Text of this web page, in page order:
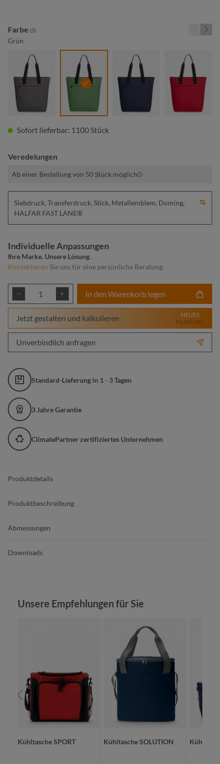
Farbe auswählen
(5)
Grün
anthrazit grün marine
Sofort lieferbar: 1100 Stück
Veredelungen
Ab einer Bestellung von 50 Stück möglich
Siebdruck, Transferdruck, Stick, Metallemblem, Doming,
HALFAR FAST LANE®
Individuelle Anpassungen
Ihre Marke. Unsere Lösung.
Kontaktieren Sie uns für eine persönliche Beratung.
Produkt Anzahl: Gib den gewünschten
In den Warenkorb legen
Jetzt gestalten und kalkulieren
NEUES
FEATURE!
Unverbindlich anfragen
Standard-Lieferung in 1 - 3 Tagen
3 Jahre Garantie
ClimatePartner zertifiziertes Unternehmen
Produktdetails
Produktbeschreibung
Abmessungen
Downloads
Produktgalerie überspringen
Unsere Empfehlungen für Sie
Kühltasche SPORT Kühltasche SOLUTION